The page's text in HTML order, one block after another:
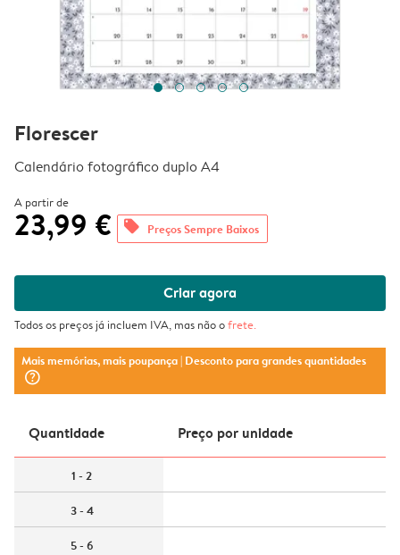
Florescer
Calendário fotográfico duplo A4
A partir de
23,99 € offers Preços Sempre Baixos
Criar agora
Todos os preços já incluem IVA, mas não ofrete.
Mais memórias, mais poupança| Desconto para grandes quantidades
question_mark_circle
Quantidade Preço por unidade
1 - 2
3 - 4
5 - 6